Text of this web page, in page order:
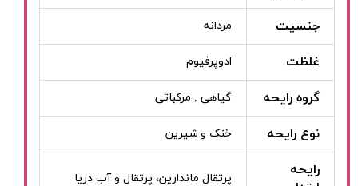
جنسیت مردانه
غلظت ادوپرفیوم
گروه رایحه گیاهی , مرکباتی
نوع رایحه خنک و شیرین
رایحه
پرتقال ماندارین، پرتقال و آب دریا